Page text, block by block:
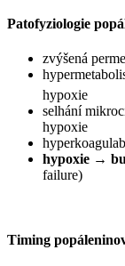
Patofyziologie
zvýšená
hypoxie
selhání
hypoxie
hypoxie →
failure)
Timing